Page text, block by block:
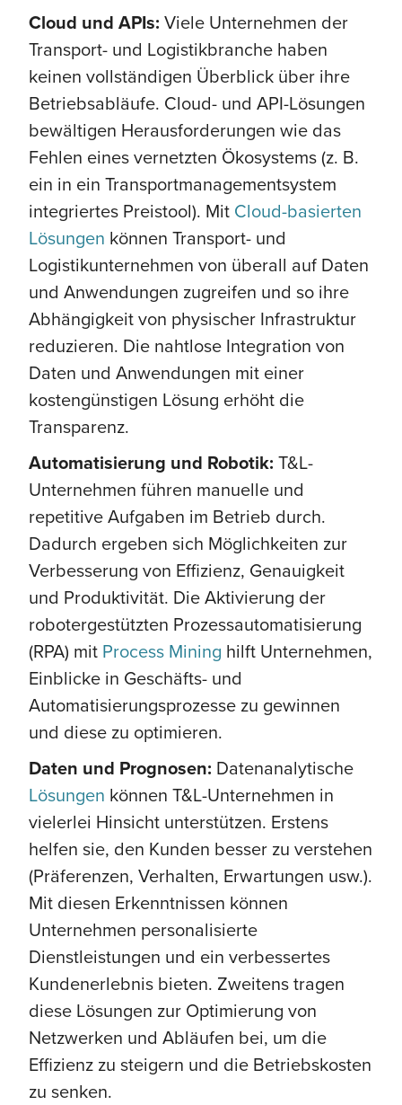
Cloud und APIs: Viele Unternehmen der
Transport- und Logistikbranche haben
keinen vollständigen Überblick über ihre
Betriebsabläufe. Cloud- und API-Lösungen
bewältigen Herausforderungen wie das
Fehlen eines vernetzten Ökosystems (z. B.
ein in ein Transportmanagementsystem
integriertes Preistool). Mit Cloud-basierten
Lösungen können Transport- und
Logistikunternehmen von überall auf Daten
und Anwendungen zugreifen und so ihre
Abhängigkeit von physischer Infrastruktur
reduzieren. Die nahtlose Integration von
Daten und Anwendungen mit einer
kostengünstigen Lösung erhöht die
Transparenz.
Automatisierung und Robotik: T&L-
Unternehmen führen manuelle und
repetitive Aufgaben im Betrieb durch.
Dadurch ergeben sich Möglichkeiten zur
Verbesserung von Effizienz, Genauigkeit
und Produktivität. Die Aktivierung der
robotergestützten Prozessautomatisierung
(RPA) mit Process Mining hilft Unternehmen,
Einblicke in Geschäfts- und
Automatisierungsprozesse zu gewinnen
und diese zu optimieren.
Daten und Prognosen: Datenanalytische
Lösungen können T&L-Unternehmen in
vielerlei Hinsicht unterstützen. Erstens
helfen sie, den Kunden besser zu verstehen
(Präferenzen, Verhalten, Erwartungen usw.).
Mit diesen Erkenntnissen können
Unternehmen personalisierte
Dienstleistungen und ein verbessertes
Kundenerlebnis bieten. Zweitens tragen
diese Lösungen zur Optimierung von
Netzwerken und Abläufen bei, um die
Effizienz zu steigern und die Betriebskosten
zu senken.